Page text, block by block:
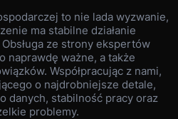
to nie lada wyzwanie,
ma stabilne działanie
ze strony ekspertów
naprawdę ważne, a także
Współpracując z nami,
o najdrobniejsze detale,
danych, stabilność pracy oraz
problemy.